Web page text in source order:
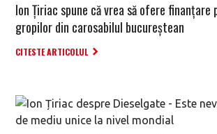
Ion Țiriac spune că vrea să ofere
gropilor din carosabilul bucureștean
CITESTE ARTICOLUL